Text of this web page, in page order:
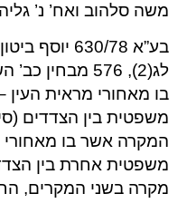
משה סלהוב ואח’ נ’ גליה ו-3 אח’, פ”ד מג(2),
בע”א 630/78
לג(2), 576
בו מאחורי מראית
משפטית בין הצדדים
המקרה אשר בו
משפטית אחרת בין
מקרה בשני המקרים,